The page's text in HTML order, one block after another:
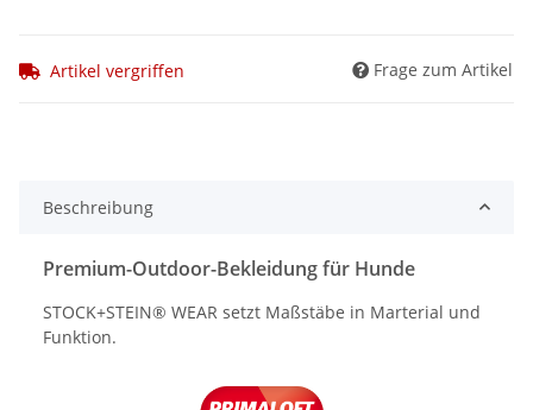
Artikel vergriffen Frage zum Artikel
Beschreibung
Premium-Outdoor-Bekleidung für Hunde
STOCK+STEIN® WEAR setzt Maßstäbe in Marterial und
Funktion.